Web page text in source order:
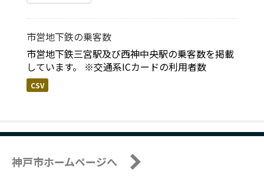
市営地下鉄の乗客数
市営地下鉄三宮駅及び西神中央駅の乗客数を掲載
しています。 ※交通系ICカードの利用者数
CSV
神戸市ホームページへ